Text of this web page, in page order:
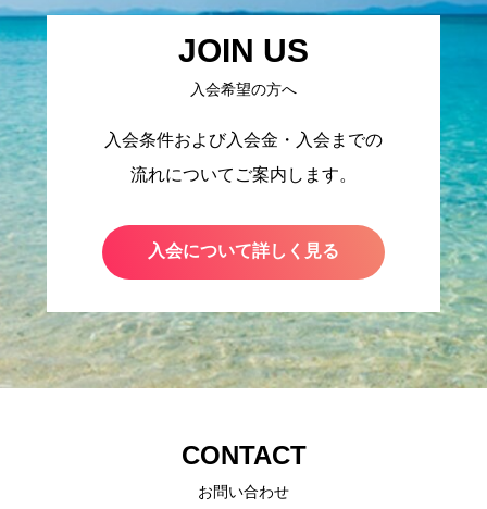
JOIN US
入会希望の方へ
入会条件および入会金・入会までの
流れについてご案内します。
入会について詳しく見る
CONTACT
お問い合わせ